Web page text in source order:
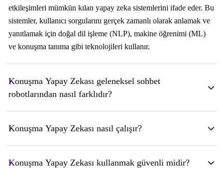
etkileşimleri mümkün kılan yapay zeka sistemlerini ifade eder. Bu
sistemler, kullanıcı sorgularını gerçek zamanlı olarak anlamak ve
yanıtlamak için doğal dil işleme (NLP), makine öğrenimi (ML)
ve konuşma tanıma gibi teknolojileri kullanır.
Konuşma Yapay Zekası geleneksel sohbet
robotlarından nasıl farklıdır?
Konuşma Yapay Zekası nasıl çalışır?
Konuşma Yapay Zekası kullanmak güvenli midir?